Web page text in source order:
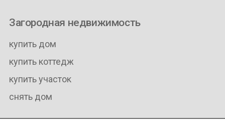
Загородная недвижимость
купить дом
купить коттедж
купить участок
снять дом